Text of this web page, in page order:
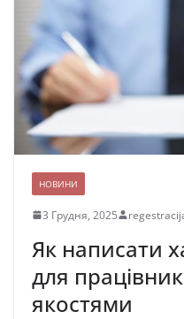
НОВИНИ
3 Грудня, 2025
Як написати
для
якостями